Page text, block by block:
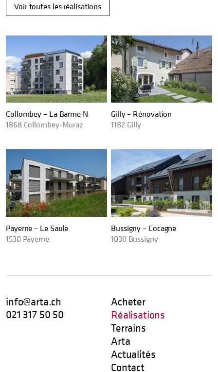
Voir toutes les réalisations
Collombey – La Barme N
1868 Collombey-Muraz
Gilly – Rénovation
1182 Gilly
Payerne – Le Saule
1530 Payerne
Bussigny – Cocagne
1030 Bussigny
info@arta.ch
021 317 50 50
Acheter
Réalisations
Terrains
Arta
Actualités
Contact